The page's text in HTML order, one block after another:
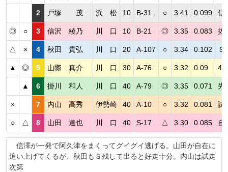
2 戸塚 茂 浜 松 10 B-31 ○ 3.41 0.099 信
◎ ○ 3 信沢 綾乃 川 口 10 B-21 ◎ 3.35 0.083 抜
△ × 4 秋田 貴弘 川 口 20 A-107 ○ 3.34 0.102 Ｓ
▲ ◎ 5 山際 真介 川 口 30 A-76 ○ 3.32 0.09 40
▲ 6 掛川 和人 川 口 40 A-79 ◎ 3.35 0.071 先
× 7 内山 高秀 伊勢崎 40 A-10 ○ 3.32 0.081 試
○ △ 8 山田 達也 川 口 40 S-17 △ 3.30 0.085 自
信澤が一発で阿久津をまくってグイグイ逃げる。山田が自在に
追い上げてくるが、秋田もＳ残して出ると好走十分。内山は試走
次第